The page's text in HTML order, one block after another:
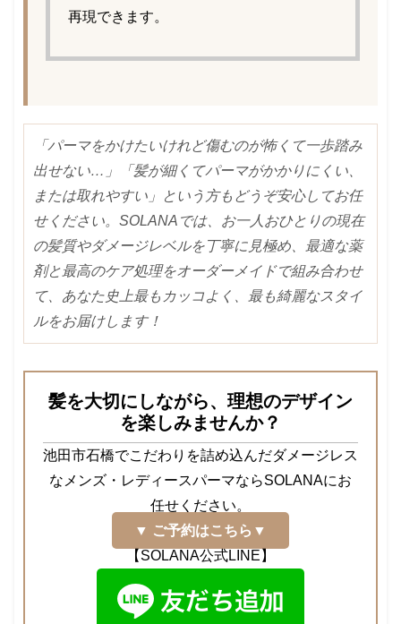
再現できます。
「パーマをかけたいけれど傷むのが怖くて一歩踏み
出せない…」「髪が細くてパーマがかかりにくい、
または取れやすい」という方もどうぞ安心してお任
せください。SOLANAでは、お一人おひとりの現在
の髪質やダメージレベルを丁寧に見極め、最適な薬
剤と最高のケア処理をオーダーメイドで組み合わせ
て、あなた史上最もカッコよく、最も綺麗なスタイ
ルをお届けします！
髪を大切にしながら、理想のデザイン
を楽しみませんか？
池田市石橋でこだわりを詰め込んだダメージレス
なメンズ・レディースパーマならSOLANAにお
任せください。
▼ ご予約はこちら▼
【SOLANA公式LINE】